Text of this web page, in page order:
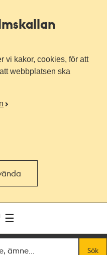
vi kakor, cookies, för att
webbplatsen ska
Sök